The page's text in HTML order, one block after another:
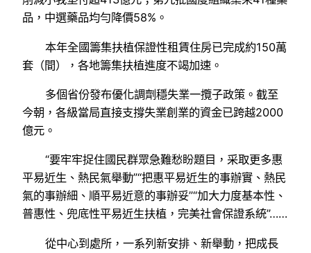
品，中選藥品均勻降價58%。
本年全國籌集扶植保證性租賃住房已完成約150萬
套（間），各地籌集扶植進度不竭加速。
多個省份發布優化調劑穩失業一攬子政策。截至
今朝，各級當局直接支撐失業創業的資金已跨越2000
億元。
“要牢牢捉住國民群眾急難愁盼題目，采取更多惠
平易近生、熱民氣舉動”“把惠平易近生的事辦實、熱民
氣的事辦細、順平易近意的事辦妥”“加大力度基本性、
普惠性、兜底性平易近生扶植，完美社會保證系統”……
從中心到處所，一系列新安排、新舉動，把成長